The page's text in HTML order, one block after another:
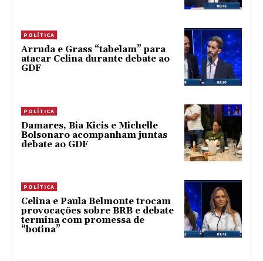
POLÍTICA
Arruda e Grass “tabelam” para
atacar Celina durante debate ao
GDF
POLÍTICA
Damares, Bia Kicis e Michelle
Bolsonaro acompanham juntas
debate ao GDF
POLÍTICA
Celina e Paula Belmonte trocam
provocações sobre BRB e debate
termina com promessa de
“botina”